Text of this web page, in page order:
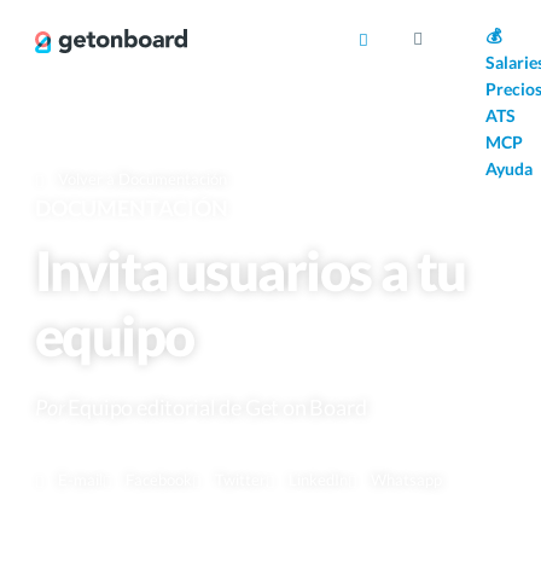
💰
Precios
ATS
MCP
Ayuda
Invita usuarios a tu
equipo